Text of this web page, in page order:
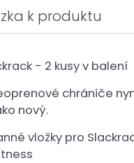
k produktu
- 2 kusy v balení
chrániče
nový.
vložky pro